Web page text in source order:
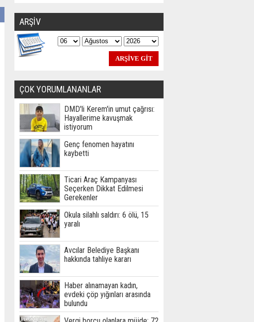
ARŞİV
ÇOK YORUMLANANLAR
DMD'li Kerem'in umut çağrısı:
Hayallerime kavuşmak
istiyorum
Genç fenomen hayatını
kaybetti
Ticari Araç Kampanyası
Seçerken Dikkat Edilmesi
Gerekenler
Okula silahlı saldırı: 6 ölü, 15
yaralı
Avcılar Belediye Başkanı
hakkında tahliye kararı
Haber alınamayan kadın,
evdeki çöp yığınları arasında
bulundu